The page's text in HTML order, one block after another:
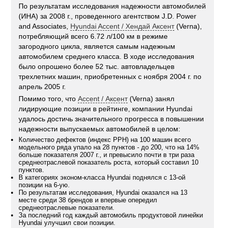
По результатам исследования надежности автомобилей
(ИНА) за 2008 г., проведенного агентством J.D. Power
and Associates, Hyundai Accent / Хендай Аксент(Verna),
потребляющий всего 6.72 л/100 км в режиме
загородного цикла, является самым надежным
автомобилем среднего класса. В ходе исследования
было опрошено более 52 тыс. автовладельцев
трехлетних машин, приобретенных с ноября 2004 г. по
апрель 2005 г.
Помимо того, чтоAccent / Аксент(Verna) занял
лидирующие позиции в рейтинге, компании Hyundai
удалось достичь значительного прогресса в повышении
надежности выпускаемых автомобилей в целом:
Количество дефектов (индекс РРН) на 100 машин всего
модельного ряда упало на 28 пунктов - до 200, что на 14%
больше показателя 2007 г., и превысило почти в три раза
среднеотраслевой показатель роста, который составил 10
пунктов.
В категориях эконом-класса Hyundai поднялся с 13-ой
позиции на 6-ую.
По результатам исследования, Hyundai оказался на 13
месте среди 38 брендов и впервые опередил
среднеотраслевые показатели.
За последний год каждый автомобиль продуктовой линейки
Hyundai улучшил свои позиции.